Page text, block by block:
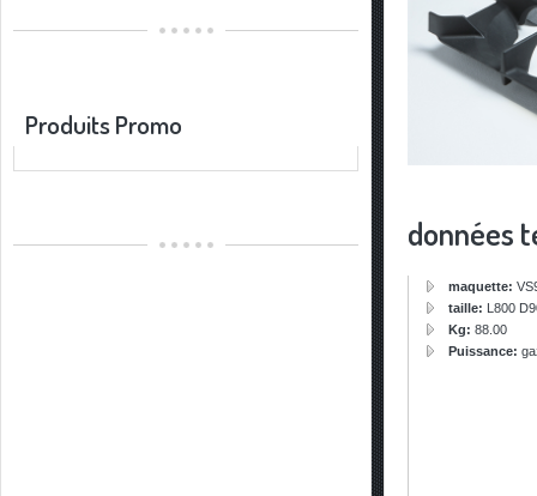
Produits Promo
données
maquette:
taille: L800
Kg: 88.00
Puissance: